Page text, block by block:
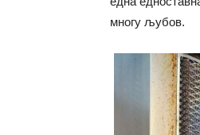
многу љубов.